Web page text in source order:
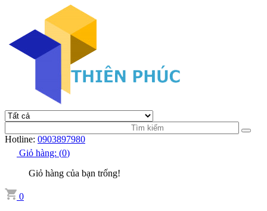
Hotline: 0903897980
Giỏ hàng: (0)
Giỏ hàng của bạn trống!
0